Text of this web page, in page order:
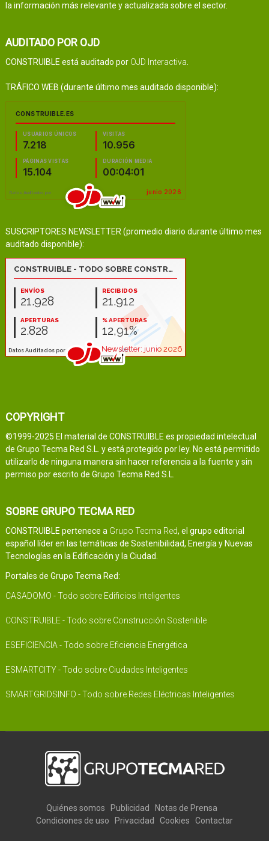
la información más relevante y actualizada sobre el sector.
AUDITADO POR OJD
CONSTRUIBLE está auditado por OJD Interactiva
TRÁFICO WEB (durante último mes auditado disponible):
SUSCRIPTORES NEWSLETTER (promedio diario durante último mes
auditado disponible):
COPYRIGHT
©1999-2025 El material de CONSTRUIBLE es propiedad intelectual
de Grupo Tecma Red S.L. y está protegido por ley. No está permitido
utilizarlo de ninguna manera sin hacer referencia a la fuente y sin
permiso por escrito de Grupo Tecma Red S.L.
SOBRE GRUPO TECMA RED
CONSTRUIBLE pertenece a Grupo Tecma Red, el grupo editorial
español líder en las temáticas de Sostenibilidad, Energía y Nuevas
Tecnologías en la Edificación y la Ciudad.
Portales de Grupo Tecma Red:
CASADOMO - Todo sobre Edificios Inteligentes
CONSTRUIBLE - Todo sobre Construcción Sostenible
ESEFICIENCIA - Todo sobre Eficiencia Energética
ESMARTCITY - Todo sobre Ciudades Inteligentes
SMARTGRIDSINFO - Todo sobre Redes Eléctricas Inteligentes
Quiénes somos Publicidad
Notas de Prensa
Condiciones de uso
Privacidad Cookies Contactar